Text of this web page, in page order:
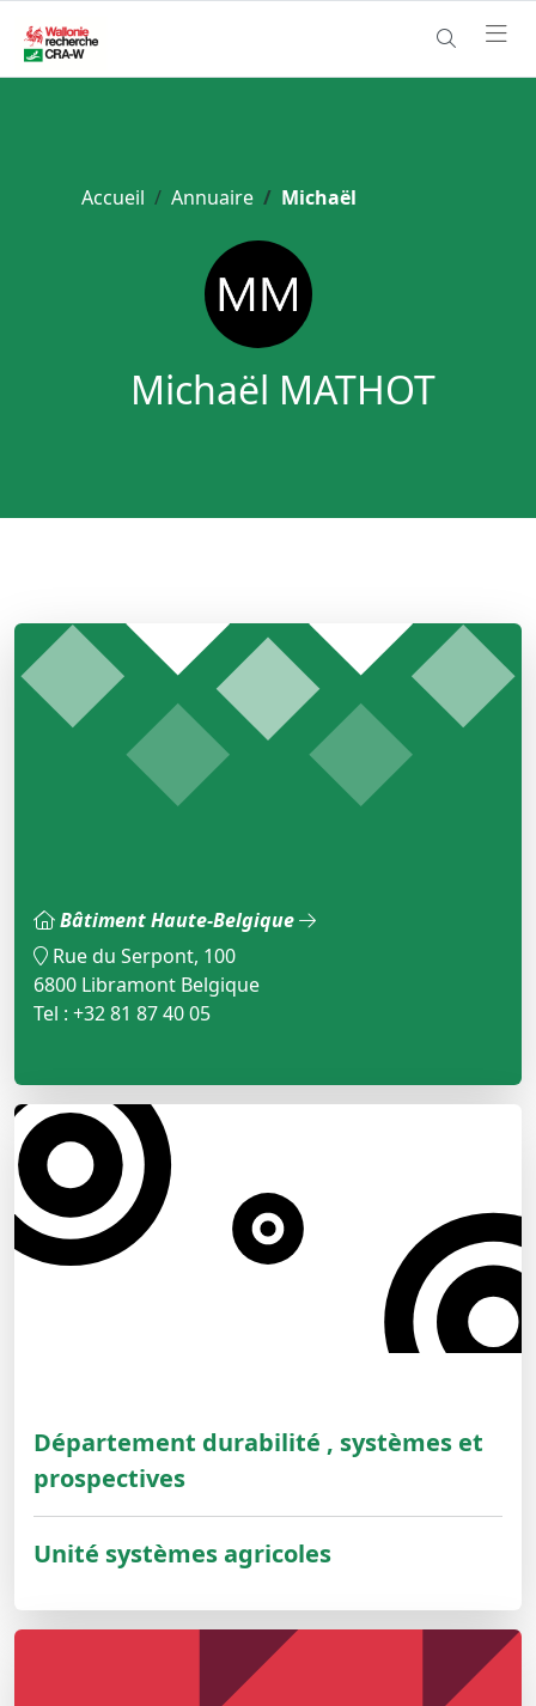
Accueil Annuaire Michaël
Michaël MATHOT
Bâtiment Haute-Belgique
Rue du Serpont, 100
6800 Libramont Belgique
Tel : +32 81 87 40 05
Département durabilité , systèmes et
prospectives
Unité systèmes agricoles